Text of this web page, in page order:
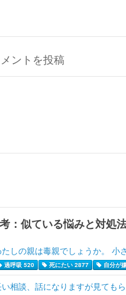
ントを投稿
：似ている悩みと対処
たしの親は毒親でしょうか。
過呼吸 520 死にたい 2877 自分が
い相談、話になりますが見ても